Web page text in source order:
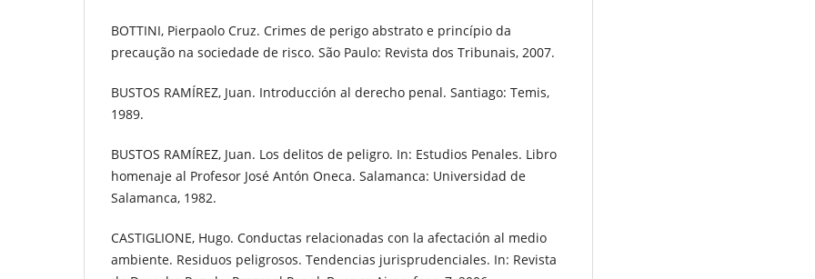
BOTTINI, Pierpaolo Cruz. Crimes de perigo abstrato e princípio da
precaução na sociedade de risco. São Paulo: Revista dos Tribunais, 2007.
BUSTOS RAMÍREZ, Juan. Introducción al derecho penal. Santiago: Temis,
1989.
BUSTOS RAMÍREZ, Juan. Los delitos de peligro. In: Estudios Penales. Libro
homenaje al Profesor José Antón Oneca. Salamanca: Universidad de
Salamanca, 1982.
CASTIGLIONE, Hugo. Conductas relacionadas con la afectación al medio
ambiente. Residuos peligrosos. Tendencias jurisprudenciales. In: Revista